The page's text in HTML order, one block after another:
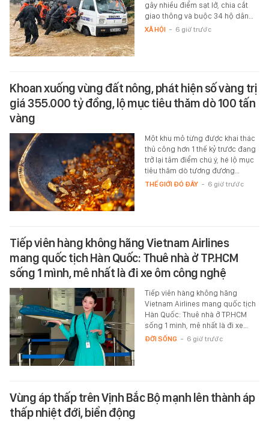
gây nhiều điểm sạt lở, chia cắt
giao thông và buộc 34 hộ dân…
XÃ HỘI - 6 giờ trước
Khoan xuống vùng đất nông, phát hiện số vàng trị
giá 355.000 tỷ đồng, lộ mục tiêu thăm dò 100 tấn
vàng
Một khu mỏ từng được khai thác
thủ công hơn 1 thế kỷ trước đang
trở lại tâm điểm chú ý, hé lộ mục
tiêu thăm dò tương đương…
THẾ GIỚI ĐÓ ĐÂY - 6 giờ trước
Tiếp viên hàng không hãng Vietnam Airlines
mang quốc tịch Hàn Quốc: Thuê nhà ở TP.HCM
sống 1 mình, mê nhất là đi xe ôm công nghệ
Tiếp viên hàng không hãng
Vietnam Airlines mang quốc tịch
Hàn Quốc: Thuê nhà ở TP.HCM
sống 1 mình, mê nhất là đi xe…
ĐỜI SỐNG - 6 giờ trước
Vùng áp thấp trên Vịnh Bắc Bộ mạnh lên thành áp
thấp nhiệt đới, biển động